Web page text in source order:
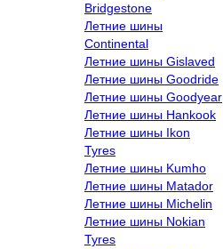
Bridgestone
Летние шины
Continental
Летние шины Gislaved
Летние шины Goodride
Летние шины Goodyear
Летние шины Hankook
Летние шины Ikon
Tyres
Летние шины Kumho
Летние шины Matador
Летние шины Michelin
Летние шины Nokian
Tyres